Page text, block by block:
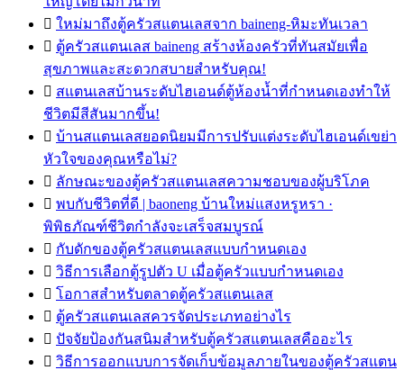
 ใหม่มาถึงตู้ครัวสแตนเลสจาก baineng-หิมะทันเวลา
 ตู้ครัวสแตนเลส baineng สร้างห้องครัวที่ทันสมัยเพื่อ
สุขภาพและสะดวกสบายสำหรับคุณ!
 สแตนเลสบ้านระดับไฮเอนด์ตู้ห้องน้ำที่กำหนดเองทำให้
ชีวิตมีสีสันมากขึ้น!
 บ้านสแตนเลสยอดนิยมมีการปรับแต่งระดับไฮเอนด์เขย่า
หัวใจของคุณหรือไม่?
 ลักษณะของตู้ครัวสแตนเลสความชอบของผู้บริโภค
 พบกับชีวิตที่ดี | baoneng บ้านใหม่แสงหรูหรา ·
พิพิธภัณฑ์ชีวิตกำลังจะเสร็จสมบูรณ์
 กับดักของตู้ครัวสแตนเลสแบบกำหนดเอง
 วิธีการเลือกตู้รูปตัว U เมื่อตู้ครัวแบบกำหนดเอง
 โอกาสสำหรับตลาดตู้ครัวสแตนเลส
 ตู้ครัวสแตนเลสควรจัดประเภทอย่างไร
 ปัจจัยป้องกันสนิมสำหรับตู้ครัวสแตนเลสคืออะไร
 วิธีการออกแบบการจัดเก็บข้อมูลภายในของตู้ครัวสแตน